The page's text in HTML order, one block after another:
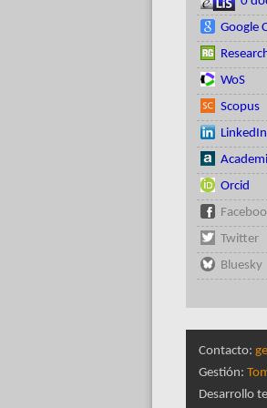
Google
WoS
Scopus
LinkedIn
Orcid
Twitter
Bluesky
Contacto:
Gestión:
Desarrollo